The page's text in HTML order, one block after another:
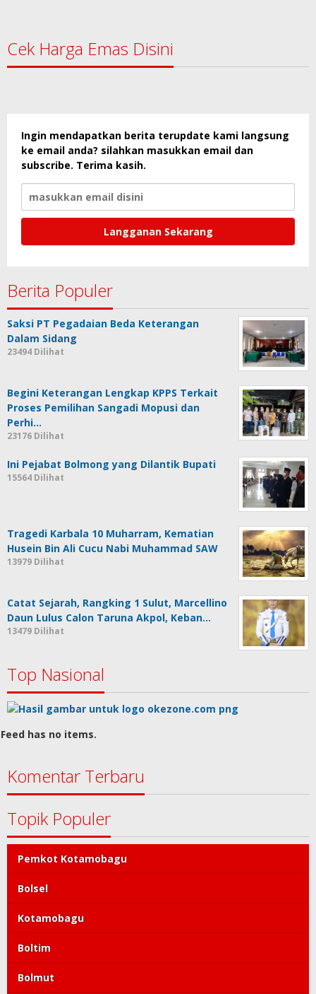
Cek Harga Emas Disini
Ingin mendapatkan berita terupdate kami langsung
ke email anda? silahkan masukkan email dan
subscribe. Terima kasih.
Berita Populer
Saksi PT Pegadaian Beda Keterangan
Dalam Sidang
23494 Dilihat
Begini Keterangan Lengkap KPPS Terkait
Proses Pemilihan Sangadi Mopusi dan
Perhi…
23176 Dilihat
Ini Pejabat Bolmong yang Dilantik Bupati
15564 Dilihat
Tragedi Karbala 10 Muharram, Kematian
Husein Bin Ali Cucu Nabi Muhammad SAW
13979 Dilihat
Catat Sejarah, Rangking 1 Sulut, Marcellino
Daun Lulus Calon Taruna Akpol, Keban…
13479 Dilihat
Top Nasional
Feed has no items.
Komentar Terbaru
Topik Populer
Pemkot Kotamobagu
Bolsel
Kotamobagu
Boltim
Bolmut